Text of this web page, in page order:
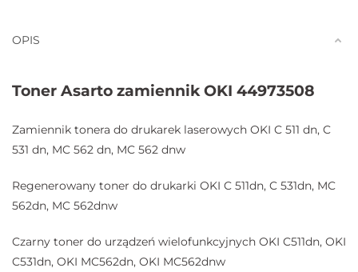
OPIS
Toner Asarto zamiennik OKI 44973508
Zamiennik tonera do drukarek laserowych OKI C 511 dn, C
531 dn, MC 562 dn, MC 562 dnw
Regenerowany toner do drukarki OKI C 511dn, C 531dn, MC
562dn, MC 562dnw
Czarny toner do urządzeń wielofunkcyjnych OKI C511dn, OKI
C531dn, OKI MC562dn, OKI MC562dnw